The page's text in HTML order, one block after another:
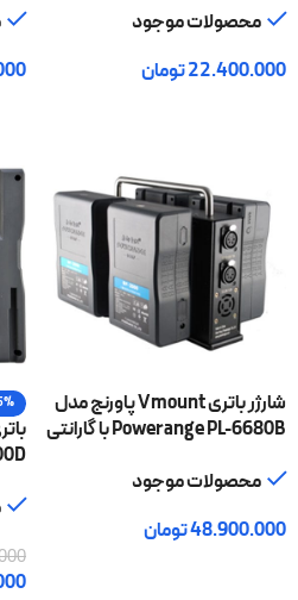
محصولات موجود
22.400.000تومان
شارژر باتری Vmount پاورنج مدل
Powerange PL-6680B با گارانتی
محصولات موجود
48.900.000تومان